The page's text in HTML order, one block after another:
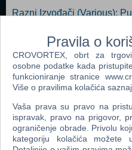
Razni Izvođači (Various):
Hendrix, Jimi Experience:
Mono EP Vinyl
Razni Izvođači: Blueshand
Pravila o
CROVORTEX, obrt za
osobne podatke kada
funkcioniranje stranice
Više o pravilima kolačića
Vaša prava su pravo na
ispravak, pravo na prigovor,
ograničenje obrade. Privolu
kategoriju kolačića možete